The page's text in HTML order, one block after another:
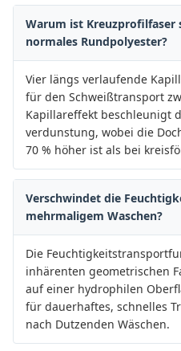
Warum ist Kreuzprofilfaser
normales Rundpolyester?
Vier längs verlaufende
für den Schweißtransport
Kapillareffekt beschleunigt
verdunstung, wobei die
70 % höher ist als bei
Verschwindet die
mehrmaligem Waschen?
Die
inhärenten geometrischen
auf einer hydrophilen
für dauerhaftes, schnelles
nach Dutzenden Wäschen.